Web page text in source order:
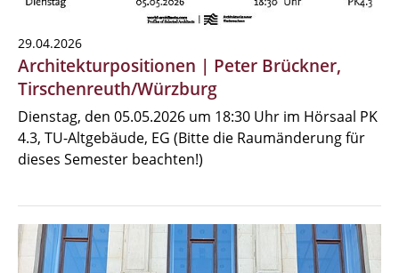
29.04.2026
Architekturpositionen | Peter Brückner,
Tirschenreuth/Würzburg
Dienstag, den 05.05.2026 um 18:30 Uhr im Hörsaal PK
4.3, TU-Altgebäude, EG (Bitte die Raumänderung für
dieses Semester beachten!)